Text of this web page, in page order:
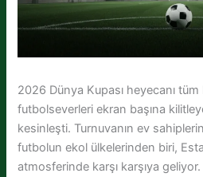
2026 Dünya Kupası heyecanı tüm
futbolseverleri ekran başına
kesinleşti. Turnuvanın ev
futbolun ekol ülkelerinden biri,
atmosferinde karşı karşıya